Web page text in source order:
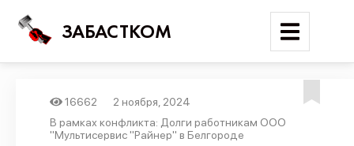
ЗАБАСТКОМ
Войти
16662
2 ноября, 2024
В рамках конфликта: Долги работникам ООО
"Мультисервис "Райнер" в Белгороде